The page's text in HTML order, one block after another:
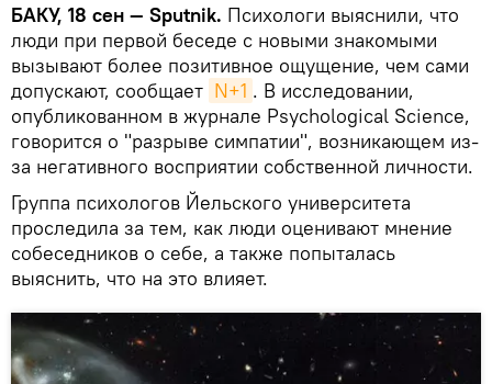
БАКУ, 18 сен — Sputnik. Психологи выяснили, что
люди при первой беседе с новыми знакомыми
вызывают более позитивное ощущение, чем сами
допускают, сообщает N+1 . В исследовании,
опубликованном в журнале Psychological Science,
говорится о "разрыве симпатии", возникающем из-
за негативного восприятии собственной личности.
Группа психологов Йельского университета
проследила за тем, как люди оценивают мнение
собеседников о себе, а также попыталась
выяснить, что на это влияет.